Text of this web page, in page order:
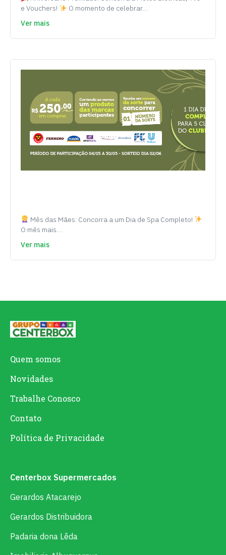
e Vouchers!
O momento de celebrar…
Ver mais
Mês das Mães: Concorra a um Dia de Spa Completo!
O mês mais…
Ver mais
Quem somos
Novidades
Trabalhe Conosco
Contato
Política de Privacidade
Centerbox Supermercados
Gerardos Atacarejo
Gerardos Distribuidora
Padaria dona Lêda